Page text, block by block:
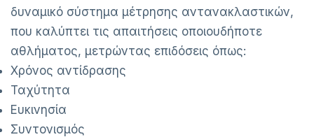
δυναμικό σύστημα μέτρησης αντανακλαστικών,
που καλύπτει τις απαιτήσεις οποιουδήποτε
αθλήματος, μετρώντας επιδόσεις όπως:
Χρόνος αντίδρασης
Ταχύτητα
Ευκινησία
Συντονισμός